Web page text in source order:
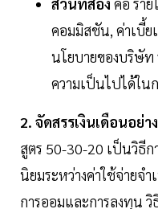
คอมมิสชัน, ค่าเบี้ย
นโยบายของบริษัท
ความเป็นไปได้ใน
2. จัดสรรเงินเดือนอย่า
สูตร 50-30-20 เป็นวิธีก
นิยมระหว่างค่าใช้จ่ายจำ
การออมและการลงทุน